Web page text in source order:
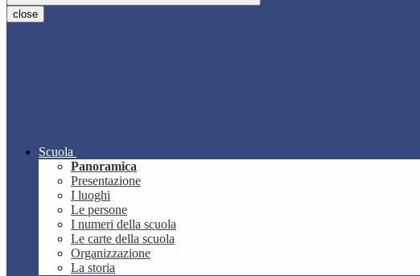
close
Scuola
Panoramica
Presentazione
I luoghi
Le persone
I numeri della scuola
Le carte della scuola
Organizzazione
La storia